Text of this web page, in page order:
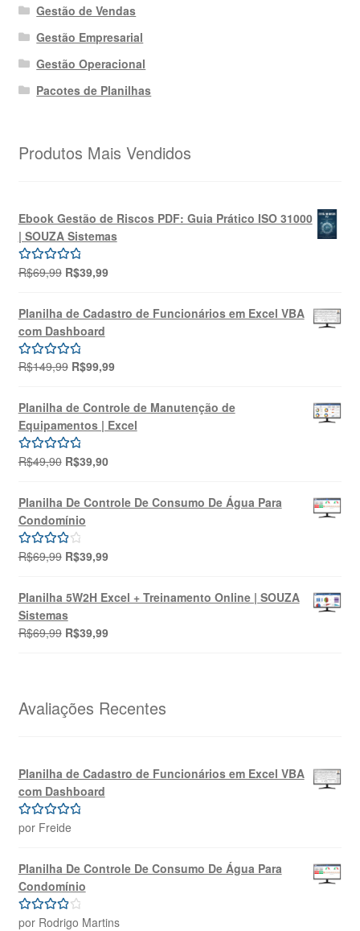
Gestão de Vendas
Gestão Empresarial
Gestão Operacional
Pacotes de Planilhas
Produtos Mais Vendidos
Ebook Gestão de Riscos PDF: Guia Prático ISO 31000
| SOUZA Sistemas
Avaliação
R$69,99 O
original
era:
R$69,99.
R$39,99O
é:
Planilha de Cadastro de Funcionários em Excel VBA
com Dashboard
Avaliação
R$149,99 O
original
era:
R$149,99.
R$99,99O
atual
é:
R$99,99.
Planilha de Controle de Manutenção de
Equipamentos | Excel
Avaliação
R$49,90 O
original
era:
R$49,90.
R$39,90O
atual
é:
Planilha De Controle De Consumo De Água Para
Condomínio
Avaliação
R$69,99 O
original
era:
R$69,99.
R$39,99O
atual
é:
Planilha 5W2H Excel + Treinamento Online | SOUZA
Sistemas
R$69,99 O
R$69,99.
R$39,99O
R$39,99.
Avaliações Recentes
Planilha de Cadastro de Funcionários em Excel VBA
com Dashboard
Avaliação5
por Freide
Planilha De Controle De Consumo De Água Para
Condomínio
Avaliação
por Rodrigo Martins